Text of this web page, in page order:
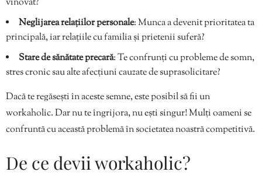
Neglijarea relațiilor personale: Munca a devenit prioritatea ta
principală, iar relațiile cu familia și prietenii suferă?
Stare de sănătate precară: Te confrunți cu probleme de somn,
stres cronic sau alte afecțiuni cauzate de suprasolicitare?
Dacă te regăsești în aceste semne, este posibil să fii un
workaholic. Dar nu te îngrijora, nu ești singur! Mulți oameni se
confruntă cu această problemă în societatea noastră competitivă.
De ce devii workaholic?